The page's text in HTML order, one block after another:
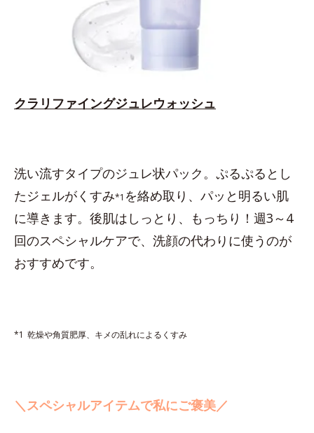
クラリファイングジュレウォッシュ
洗い流すタイプのジュレ状パック。ぷるぷるとし
たジェルがくすみ*1 を絡め取り、パッと明るい肌
に導きます。後肌はしっとり、もっちり！週3～4
回のスペシャルケアで、洗顔の代わりに使うのが
おすすめです。
*1 乾燥や角質肥厚、キメの乱れによるくすみ
＼スペシャルアイテムで私にご褒美／